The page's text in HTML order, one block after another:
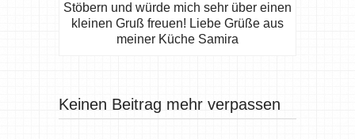
Stöbern und würde mich sehr über einen
kleinen Gruß freuen! Liebe Grüße aus
meiner Küche Samira
Keinen Beitrag mehr verpassen